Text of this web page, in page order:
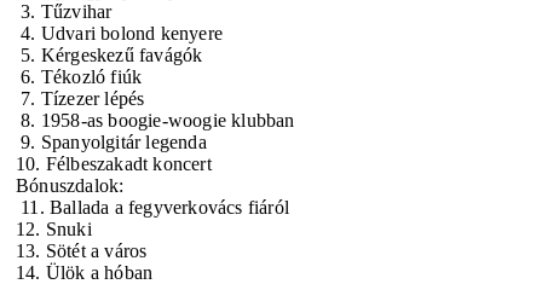
3. Tűzvihar
4. Udvari bolond kenyere
5. Kérgeskezű favágók
6. Tékozló fiúk
7. Tízezer lépés
8. 1958-as boogie-woogie klubban
9. Spanyolgitár legenda
10. Félbeszakadt koncert
Bónuszdalok:
11. Ballada a fegyverkovács fiáról
12. Snuki
13. Sötét a város
14. Ülök a hóban